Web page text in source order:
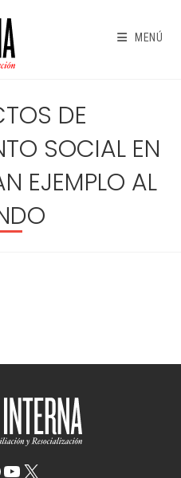
MENÚ
DE
SOCIAL EN
EJEMPLO AL
YouTube X